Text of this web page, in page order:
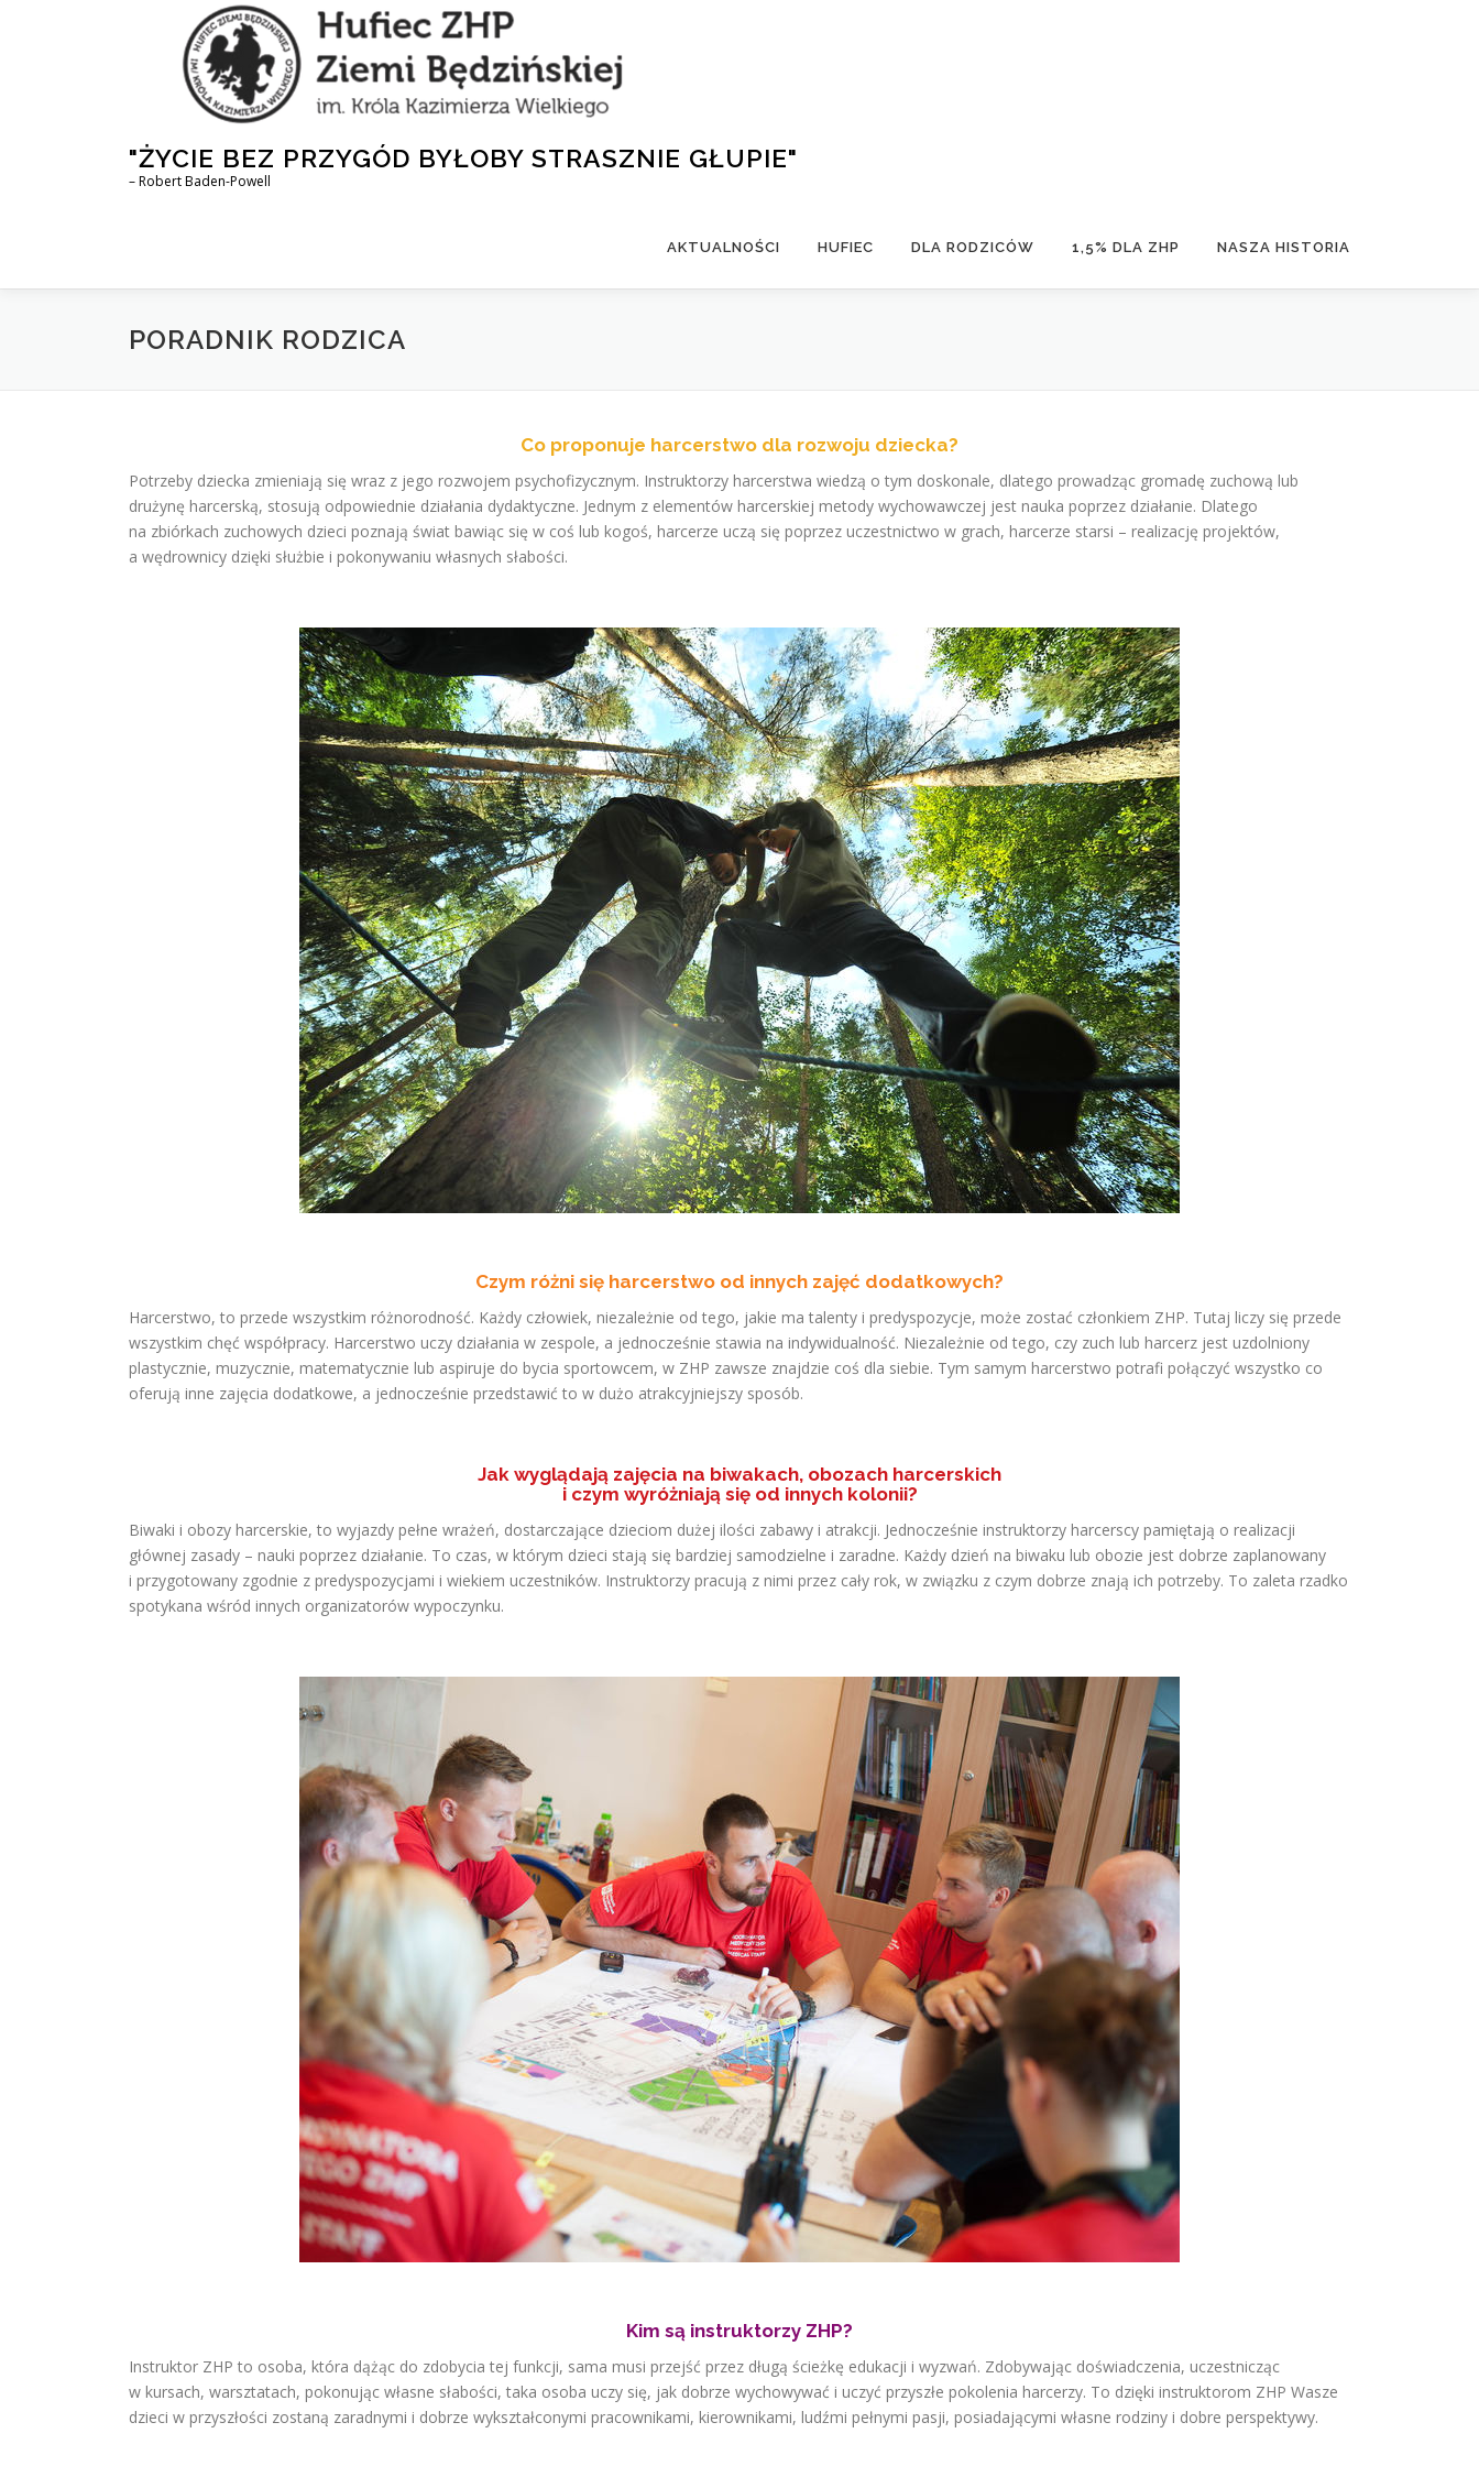
"ŻYCIE BEZ PRZYGÓD BYŁOBY STRASZNIE GŁUPIE"
– Robert Baden-Powell
AKTUALNOŚCI HUFIEC DLA RODZICÓW 1,5% DLA ZHP NASZA HISTORIA
PORADNIK RODZICA
Co proponuje harcerstwo dla rozwoju dziecka?
Potrzeby dziecka zmieniają się wraz z jego rozwojem psychofizycznym. Instruktorzy harcerstwa wiedzą o tym doskonale, dlatego prowadząc gromadę zuchową lub
drużynę harcerską, stosują odpowiednie działania dydaktyczne. Jednym z elementów harcerskiej metody wychowawczej jest nauka poprzez działanie. Dlatego
na zbiórkach zuchowych dzieci poznają świat bawiąc się w coś lub kogoś, harcerze uczą się poprzez uczestnictwo w grach, harcerze starsi – realizację projektów,
a wędrownicy dzięki służbie i pokonywaniu własnych słabości.
Czym różni się harcerstwo od innych zajęć dodatkowych?
Harcerstwo, to przede wszystkim różnorodność. Każdy człowiek, niezależnie od tego, jakie ma talenty i predyspozycje, może zostać członkiem ZHP. Tutaj liczy się przede
wszystkim chęć współpracy. Harcerstwo uczy działania w zespole, a jednocześnie stawia na indywidualność. Niezależnie od tego, czy zuch lub harcerz jest uzdolniony
plastycznie, muzycznie, matematycznie lub aspiruje do bycia sportowcem, w ZHP zawsze znajdzie coś dla siebie. Tym samym harcerstwo potrafi połączyć wszystko co
oferują inne zajęcia dodatkowe, a jednocześnie przedstawić to w dużo atrakcyjniejszy sposób.
Jak wyglądają zajęcia na biwakach, obozach harcerskich
i czym wyróżniają się od innych kolonii?
Biwaki i obozy harcerskie, to wyjazdy pełne wrażeń, dostarczające dzieciom dużej ilości zabawy i atrakcji. Jednocześnie instruktorzy harcerscy pamiętają o realizacji
głównej zasady – nauki poprzez działanie. To czas, w którym dzieci stają się bardziej samodzielne i zaradne. Każdy dzień na biwaku lub obozie jest dobrze zaplanowany
i przygotowany zgodnie z predyspozycjami i wiekiem uczestników. Instruktorzy pracują z nimi przez cały rok, w związku z czym dobrze znają ich potrzeby. To zaleta rzadko
spotykana wśród innych organizatorów wypoczynku.
Kim są instruktorzy ZHP?
Instruktor ZHP to osoba, która dążąc do zdobycia tej funkcji, sama musi przejść przez długą ścieżkę edukacji i wyzwań. Zdobywając doświadczenia, uczestnicząc
w kursach, warsztatach, pokonując własne słabości, taka osoba uczy się, jak dobrze wychowywać i uczyć przyszłe pokolenia harcerzy. To dzięki instruktorom ZHP Wasze
dzieci w przyszłości zostaną zaradnymi i dobrze wykształconymi pracownikami, kierownikami, ludźmi pełnymi pasji, posiadającymi własne rodziny i dobre perspektywy.